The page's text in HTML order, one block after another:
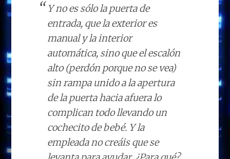
Y no es sólo la puerta de
entrada, que la exterior es
manual y la interior
automática, sino que el escalón
alto (perdón porque no se vea)
sin rampa unido a la apertura
de la puerta hacia afuera lo
complican todo llevando un
cochecito de bebé. Y la
empleada no creáis que se